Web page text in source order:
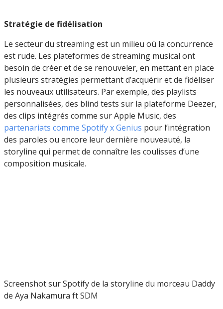
Stratégie de fidélisation
Le secteur du streaming est un milieu où la concurrence
est rude. Les plateformes de streaming musical ont
besoin de créer et de se renouveler, en mettant en place
plusieurs stratégies permettant d’acquérir et de fidéliser
les nouveaux utilisateurs. Par exemple, des playlists
personnalisées, des blind tests sur la plateforme Deezer,
des clips intégrés comme sur Apple Music, des
partenariats comme Spotify x Genius pour l’intégration
des paroles ou encore leur dernière nouveauté, la
storyline qui permet de connaître les coulisses d’une
composition musicale.
Screenshot sur Spotify de la storyline du morceau Daddy
de Aya Nakamura ft SDM